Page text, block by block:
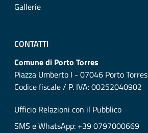
Gallerie
CONTATTI
Comune di Porto Torres
Piazza Umberto I - 07046 Porto Torres
Codice fiscale / P. IVA: 00252040902
Ufficio Relazioni con il Pubblico
SMS e WhatsApp: +39 0797000669